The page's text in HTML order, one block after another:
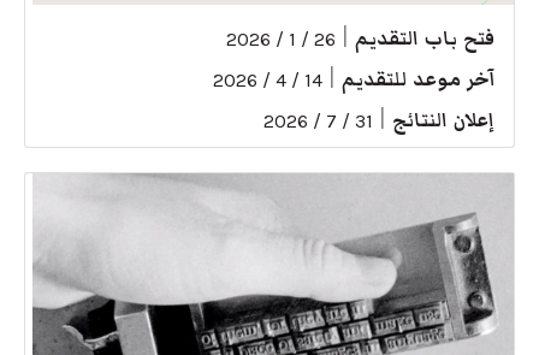
فتح باب التقديم 26 / 1 / 2026
آخر موعد للتقديم 14 / 4 / 2026
إعلان النتائج 31 / 7 / 2026